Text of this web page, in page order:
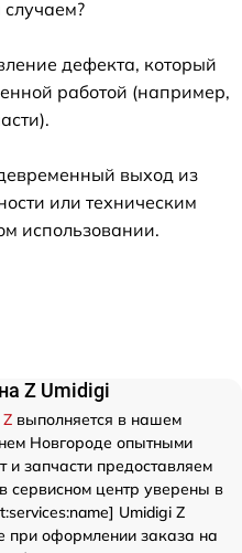
дефекта, который
работой (например,
выход из
или техническим
использовании.
Z Umidigi
выполняется в нашем
Новгороде опытными
запчасти предоставляем
центр уверены в
Umidigi Z
при оформлении заказа на